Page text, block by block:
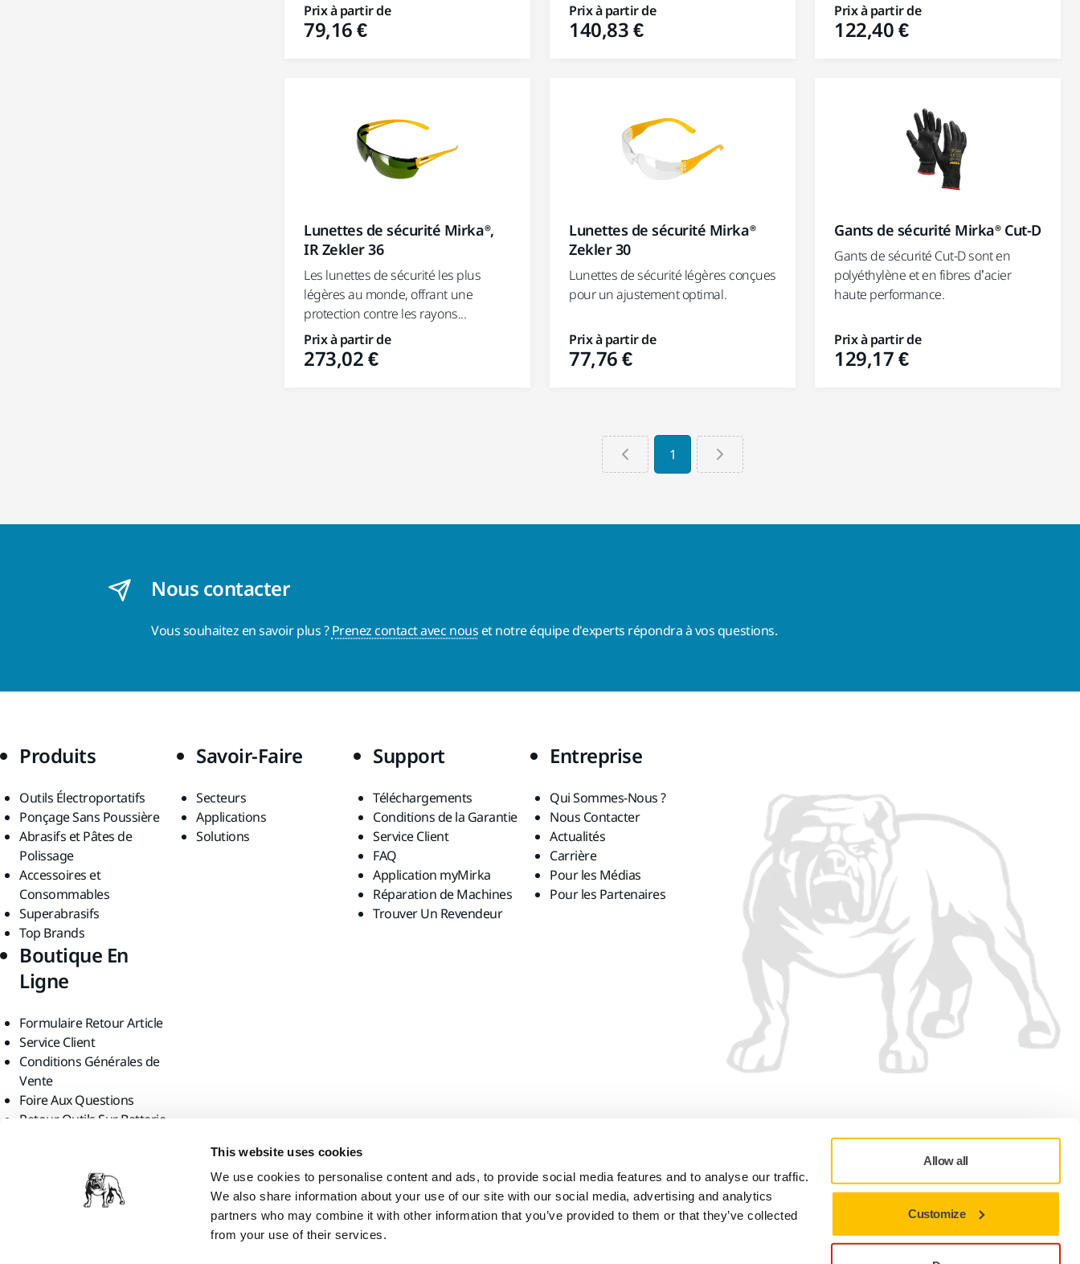
This website uses cookies
We use cookies to personalise content and ads, to provide social media features and to analyse our traffic.
We also share information about your use of our site with our social media, advertising and analytics
partners who may combine it with other information that you’ve provided to them or that they’ve collected
from your use of their services.
Allow all
Customize
Prix à partir de
79,16 €
Prix à partir de
140,83 €
Prix à partir de
122,40 €
Lunettes de sécurité Mirka®,
IR Zekler 36
Les lunettes de sécurité les plus
légères au monde, offrant une
protection contre les rayons...
Prix à partir de
273,02 €
Lunettes de sécurité Mirka®
Zekler 30
Lunettes de sécurité légères conçues
pour un ajustement optimal.
Prix à partir de
77,76 €
Gants de sécurité Mirka® Cut-D
Gants de sécurité Cut-D sont en
polyéthylène et en fibres d’acier
haute performance.
Prix à partir de
129,17 €
1
Nous contacter
Vous souhaitez en savoir plus ?Prenez contact avec nous et notre équipe d'experts répondra à vos questions.
Produits
Outils Électroportatifs
Ponçage Sans Poussière
Abrasifs et Pâtes de
Polissage
Accessoires et
Consommables
Superabrasifs
Top Brands
Savoir-Faire
Secteurs
Applications
Solutions
Support
Téléchargements
Conditions de la Garantie
Service Client
FAQ
Application myMirka
Réparation de Machines
Trouver Un Revendeur
Entreprise
Qui Sommes-Nous ?
Nous Contacter
Actualités
Carrière
Pour les Médias
Pour les Partenaires
Boutique En
Ligne
Formulaire Retour Article
Service Client
Conditions Générales de
Vente
Foire Aux Questions
Retour Outils Sur Batterie